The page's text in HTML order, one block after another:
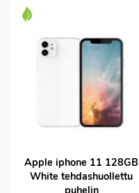
Apple iphone 11 128GB
White tehdashuollettu
puhelin